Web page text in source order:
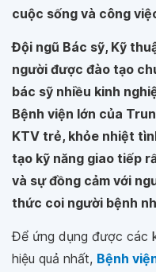
cuộc sống và công
Đội ngũ Bác sỹ, Kỹ
người được đào tạo
bác sỹ nhiều kinh
Bệnh viện lớn của
KTV trẻ, khỏe nhiệt
tạo kỹ năng giao tiếp
và sự đồng cảm với
thức coi người bệnh
Để ứng dụng được các
hiệu quả nhất, Bệnh